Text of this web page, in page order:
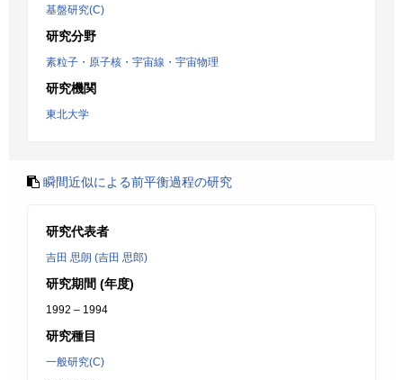
基盤研究(C)
研究分野
素粒子・原子核・宇宙線・宇宙物理
研究機関
東北大学
瞬間近似による前平衡過程の研究
研究代表者
吉田 思朗 (吉田 思郎)
研究期間 (年度)
1992 – 1994
研究種目
一般研究(C)